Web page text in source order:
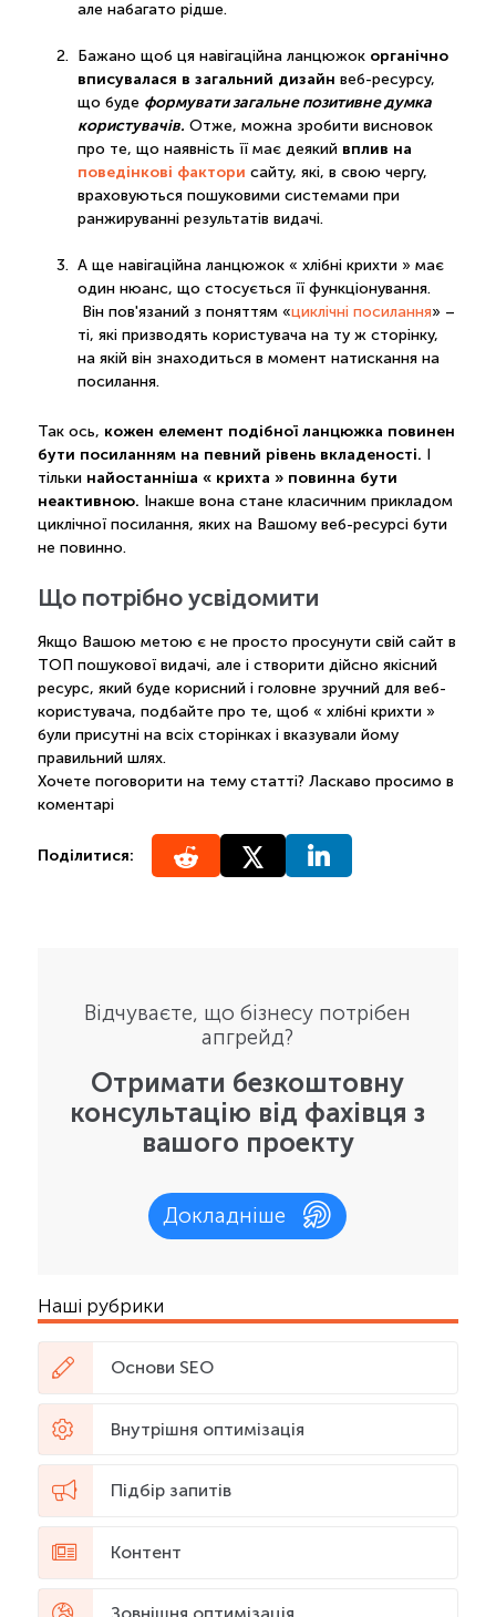
але набагато рідше.
Бажано щоб ця навігаційна ланцюжок органічно
вписувалася в загальний дизайн веб-ресурсу,
що буде формувати загальне позитивне думка
користувачів. Отже, можна зробити висновок
про те, що наявність її має деякий вплив на
поведінкові фактори сайту, які, в свою чергу,
враховуються пошуковими системами при
ранжируванні результатів видачі.
А ще навігаційна ланцюжок « хлібні крихти » має
один нюанс, що стосується її функціонування.
Він пов'язаний з поняттям «циклічні посилання» –
ті, які призводять користувача на ту ж сторінку,
на якій він знаходиться в момент натискання на
посилання.
Так ось, кожен елемент подібної ланцюжка повинен
бути посиланням на певний рівень вкладеності.
тільки найостанніша « крихта » повинна бути
неактивною. Інакше вона стане класичним прикладом
циклічної посилання, яких на Вашому веб-ресурсі бути
не повинно.
Що потрібно усвідомити
Якщо Вашою метою є не просто просунути свій сайт в
ТОП пошукової видачі, але і створити дійсно якісний
ресурс, який буде корисний і головне зручний для веб-
користувача, подбайте про те, щоб « хлібні крихти »
були присутні на всіх сторінках і вказували йому
правильний шлях.
Хочете поговорити на тему статті? Ласкаво просимо в
коментарі
Поділитися:
Відчуваєте, що бізнесу потрібен
апгрейд?
Отримати безкоштовну
консультацію від фахівця з
вашого проекту
Докладніше
Наші рубрики
Основи SEO
Внутрішня оптимізація
Підбір запитів
Контент